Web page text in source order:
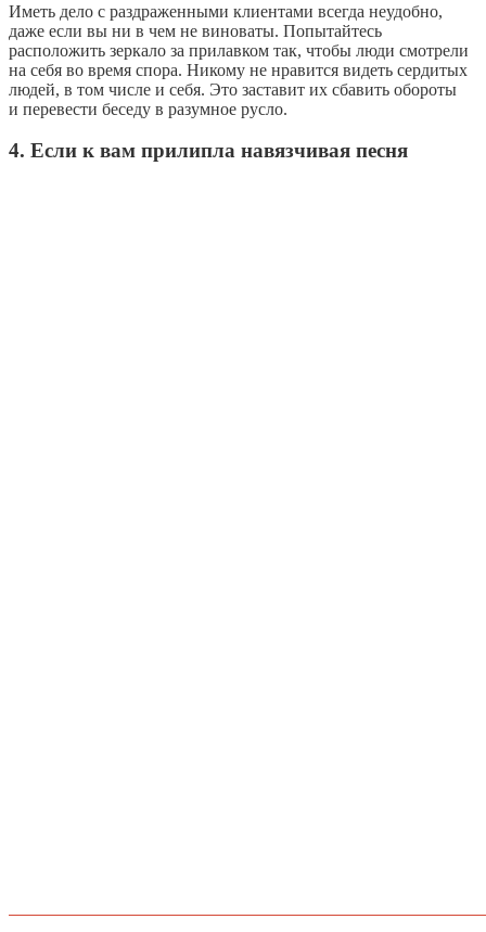
Иметь дело с раздраженными клиентами всегда неудобно,
даже если вы ни в чем не виноваты. Попытайтесь
расположить зеркало за прилавком так, чтобы люди смотрели
на себя во время спора. Никому не нравится видеть сердитых
людей, в том числе и себя. Это заставит их сбавить обороты
и перевести беседу в разумное русло.
4. Если к вам прилипла навязчивая песня